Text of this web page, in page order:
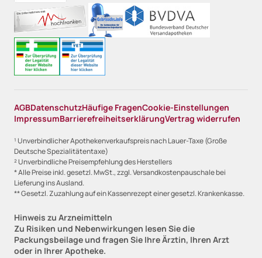
AGBDatenschutzHäufige FragenCookie-Einstellungen
ImpressumBarrierefreiheitserklärungVertrag widerrufen
¹ Unverbindlicher Apothekenverkaufspreis nach Lauer-Taxe (Große
Deutsche Spezialitätentaxe)
² Unverbindliche Preisempfehlung des Herstellers
* Alle Preise inkl. gesetzl. MwSt., zzgl. Versandkostenpauschale bei
Lieferung ins Ausland.
** Gesetzl. Zuzahlung auf ein Kassenrezept einer gesetzl. Krankenkasse.
Hinweis zu Arzneimitteln
Zu Risiken und Nebenwirkungen lesen Sie die
Packungsbeilage und fragen Sie Ihre Ärztin, Ihren Arzt
oder in Ihrer Apotheke.